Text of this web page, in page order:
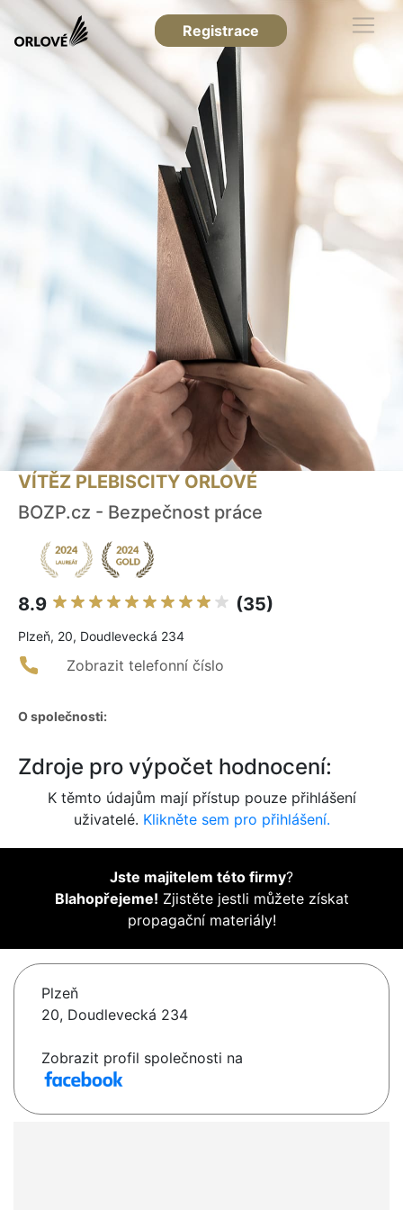
Registrace
VÍTĚZ PLEBISCITY ORLOVÉ
BOZP.cz - Bezpečnost práce
8.9 (35)
Plzeň, 20, Doudlevecká 234
Zobrazit telefonní číslo
O společnosti:
Zdroje pro výpočet hodnocení:
K těmto údajům mají přístup pouze přihlášení
uživatelé. Klikněte sem pro přihlášení.
Jste majitelem této firmy?
Blahopřejeme! Zjistěte jestli můžete získat
propagační materiály!
Plzeň
20, Doudlevecká 234
Zobrazit profil společnosti na